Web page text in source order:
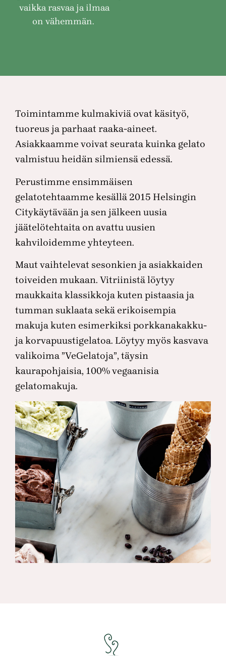
vaikka rasvaa ja ilmaa
on vähemmän.
Toimintamme kulmakiviä ovat käsityö,
tuoreus ja parhaat raaka-­aineet.
Asiakkaamme voivat seurata kuinka gelato
valmistuu heidän silmiensä edessä.
Perustimme ensimmäisen
gelatotehtaamme kesällä 2015 Helsingin
Citykäytävään ja sen jälkeen uusia
jäätelötehtaita on avattu uusien
kahviloidemme yhteyteen.
Maut vaihtelevat sesonkien ja asiakkaiden
toiveiden mukaan. Vitriinistä löytyy
maukkaita klassikkoja kuten pistaasia ja
tumman suklaata sekä erikoisempia
makuja kuten esimerkiksi porkkanakakku-
ja korvapuustigelatoa. Löytyy myös kasvava
valikoima ”VeGelatoja”, täysin
kaurapohjaisia, 100% vegaanisia
gelatomakuja.